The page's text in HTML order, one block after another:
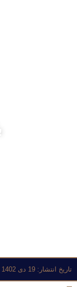
تاریخ انتشار: 19 دی 1402